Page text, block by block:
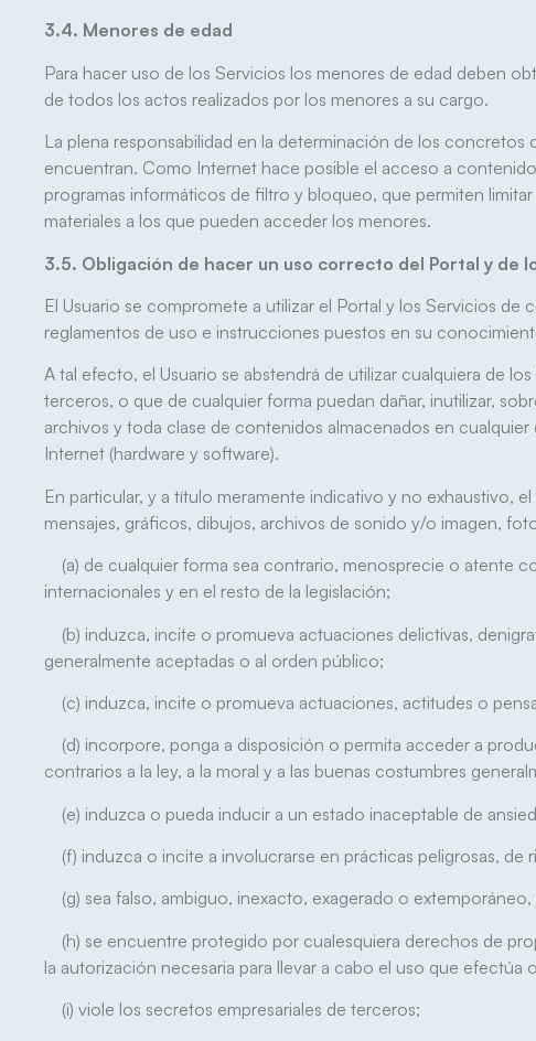
3.4. Menores de edad
Para hacer uso de los Servicios los menores de edad deben
de todos los actos realizados por los menores a su cargo.
La plena responsabilidad en la determinación de los
encuentran. Como Internet hace posible el acceso a
programas informáticos de filtro y bloqueo, que permiten
materiales a los que pueden acceder los menores.
3.5. Obligación de hacer un uso correcto del Portal y de
El Usuario se compromete a utilizar el Portal y los Servicios
reglamentos de uso e instrucciones puestos en su
A tal efecto, el Usuario se abstendrá de utilizar cualquiera de
terceros, o que de cualquier forma puedan dañar, inutilizar,
archivos y toda clase de contenidos almacenados en
Internet (hardware y software).
En particular, y a título meramente indicativo y no exhaustivo,
mensajes, gráficos, dibujos, archivos de sonido y/o imagen,
(a) de cualquier forma sea contrario, menosprecie o atente
internacionales y en el resto de la legislación;
(b) induzca, incite o promueva actuaciones delictivas,
generalmente aceptadas o al orden público;
(c) induzca, incite o promueva actuaciones, actitudes o
(d) incorpore, ponga a disposición o permita acceder a
contrarios a la ley, a la moral y a las buenas costumbres
(e) induzca o pueda inducir a un estado inaceptable de
(f) induzca o incite a involucrarse en prácticas peligrosas, de
(g) sea falso, ambiguo, inexacto, exagerado o
(h) se encuentre protegido por cualesquiera derechos de
la autorización necesaria para llevar a cabo el uso que efectúa
(i) viole los secretos empresariales de terceros;